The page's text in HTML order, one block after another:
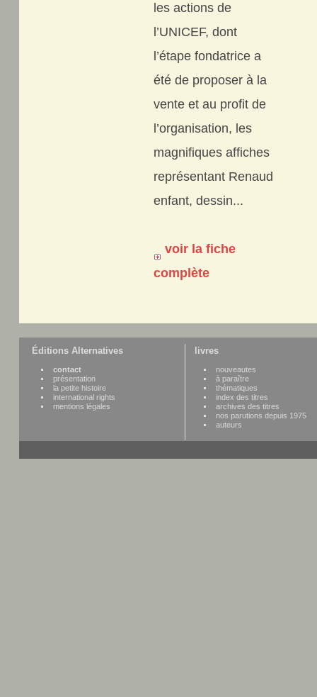
les actions de
l’UNICEF, dont
l’étape fondatrice a
été de proposer à la
vente et au profit de
l’organisation, les
magnifiques affiches
représentant Renaud
enfant, dessin...
voir la fiche
complète
Éditions Alternatives
contact
présentation
la petite histoire
international rights
mentions légales
livres
nouveautes
à paraître
thématiques
index des titres
archives des titres
nos parutions depuis 1975
auteurs